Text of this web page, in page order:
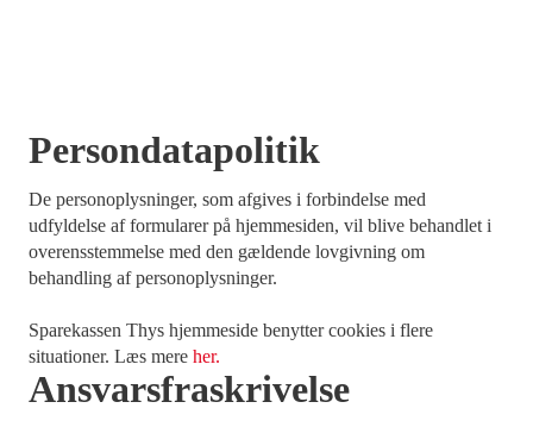
Persondatapolitik
De personoplysninger, som afgives i forbindelse med
udfyldelse af formularer på hjemmesiden, vil blive behandlet i
overensstemmelse med den gældende lovgivning om
behandling af personoplysninger.
Sparekassen Thys hjemmeside benytter cookies i flere
situationer. Læs mere her.
Ansvarsfraskrivelse